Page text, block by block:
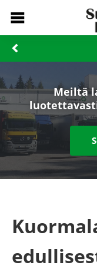
Meiltä